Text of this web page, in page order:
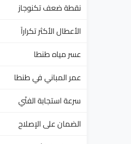
نقطة ضعف تكنوجاز
الأعطال الأكثر تكراراً
عسر مياه طنطا
عمر المباني في طنطا
سرعة استجابة الفنّي
الضمان على الإصلاح